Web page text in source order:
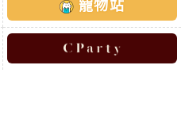
寵物站